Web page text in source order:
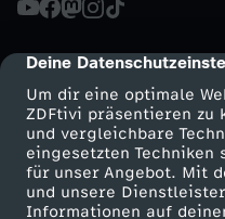
cmp-dialog-
Deine
Um dir eine optimale
ZDFtivi präsentieren zu
und vergleichbare
eingesetzten
für unser Angebot. Mit
und unsere
Informationen auf
p
p
:
"
Mehr ZDF